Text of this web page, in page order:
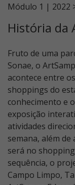
Módulo 1 | 2022
História da
Fruto de uma
Sonae, o
acontece entre
shoppings do
conhecimento e
exposição
atividades
semana, além de
será no
sequência, o
Campo Limpo,